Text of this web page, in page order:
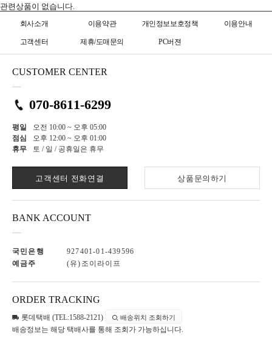
관련상품이 없습니다.
회사소개 이용약관 개인정보보호정책 이용안내
고객센터 제휴/도매문의 PC버젼
CUSTOMER CENTER
070-8611-6299
평일
오전 10:00 ~ 오후 05:00
점심
오후 12:00 ~ 오후 01:00
휴무
토 / 일 / 공휴일은 휴무
고객센터 전화연결 상품문의하기
BANK ACCOUNT
국민은행
927401-01-439596
예금주
(유)조이라이프
ORDER TRACKING
롯데택배 (TEL:1588-2121) 배송위치 조회하기
배송정보는 해당 택배사를 통해 조회가 가능하십니다.